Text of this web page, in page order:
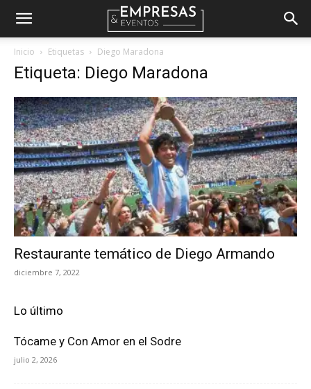
Empresas
Eventos
Inicio Etiquetas Diego Maradona
Etiqueta: Diego Maradona
Restaurante temático de Diego Armando
diciembre 7, 2022
Lo último
Tócame y Con Amor en el Sodre
julio 2, 2026